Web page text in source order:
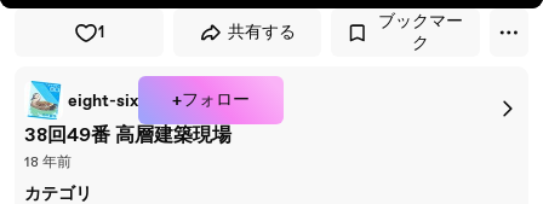
1 共有する
ブックマー
ク
eight-six +フォロー
38回49番 高層建築現場
18 年前
カテゴリ